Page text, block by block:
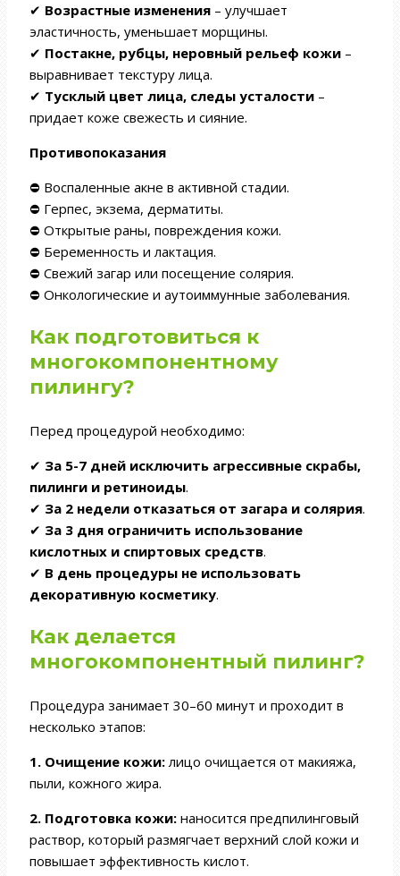
✔ Возрастные изменения – улучшает
эластичность, уменьшает морщины.
✔ Постакне, рубцы, неровный рельеф кожи –
выравнивает текстуру лица.
✔ Тусклый цвет лица, следы усталости –
придает коже свежесть и сияние.
Противопоказания
⛔ Воспаленные акне в активной стадии.
⛔ Герпес, экзема, дерматиты.
⛔ Открытые раны, повреждения кожи.
⛔ Беременность и лактация.
⛔ Свежий загар или посещение солярия.
⛔ Онкологические и аутоиммунные заболевания.
Как подготовиться к
многокомпонентному
пилингу?
Перед процедурой необходимо:
✔ За 5-7 дней исключить агрессивные скрабы,
пилинги и ретиноиды.
✔ За 2 недели отказаться от загара и солярия.
✔ За 3 дня ограничить использование
кислотных и спиртовых средств.
✔ В день процедуры не использовать
декоративную косметику.
Как делается
многокомпонентный пилинг?
Процедура занимает 30–60 минут и проходит в
несколько этапов:
1. Очищение кожи:лицо очищается от макияжа,
пыли, кожного жира.
2. Подготовка кожи: наносится предпилинговый
раствор, который размягчает верхний слой кожи и
повышает эффективность кислот.